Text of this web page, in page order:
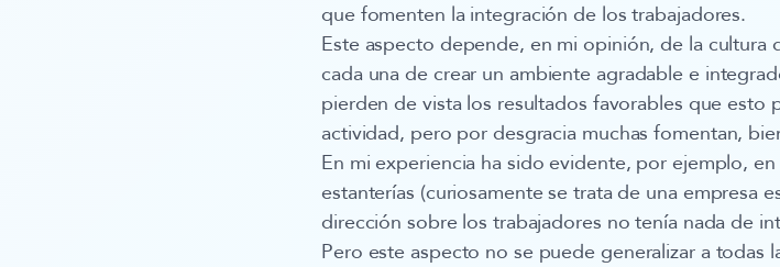
que fomenten la integración de los trabajadores.
Este aspecto depende, en mi opinión, de la
cada una de crear un ambiente agradable e
pierden de vista los resultados favorables que esto
actividad, pero por desgracia muchas fomentan,
En mi experiencia ha sido evidente, por ejemplo,
estanterías (curiosamente se trata de una empresa
dirección sobre los trabajadores no tenía nada de
Pero este aspecto no se puede generalizar a todas